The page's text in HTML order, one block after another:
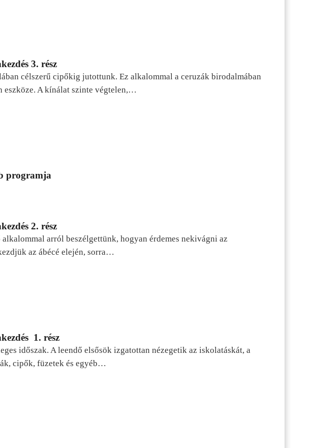
3. rész
célszerű cipőkig jutottunk. Ez alkalommal a ceruzák birodalmában
eszköze. A kínálat szinte végtelen,…
programja
2. rész
arról beszélgettünk, hogyan érdemes nekivágni az
az ábécé elején, sorra…
1. rész
időszak. A leendő elsősök izgatottan nézegetik az iskolatáskát, a
cipők, füzetek és egyéb…